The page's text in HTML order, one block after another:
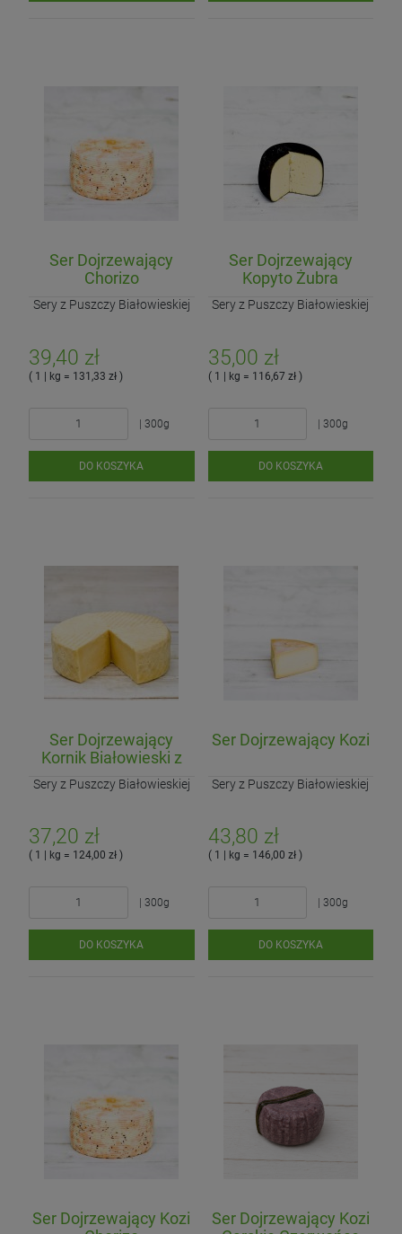
Ser Dojrzewający
Chorizo
Sery z Puszczy Białowieskiej
39,40 zł
( 1 | kg = 131,33 zł )
| 300g
DO KOSZYKA
Ser Dojrzewający
Kopyto Żubra
Sery z Puszczy Białowieskiej
35,00 zł
( 1 | kg = 116,67 zł )
| 300g
DO KOSZYKA
Ser Dojrzewający
Kornik Białowieski z
Mleka A2
Sery z Puszczy Białowieskiej
37,20 zł
( 1 | kg = 124,00 zł )
| 300g
DO KOSZYKA
Ser Dojrzewający Kozi
Sery z Puszczy Białowieskiej
43,80 zł
( 1 | kg = 146,00 zł )
| 300g
DO KOSZYKA
Ser Dojrzewający Kozi
Ser Dojrzewający Kozi